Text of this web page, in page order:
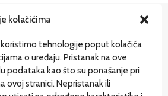
kolačićima
tehnologije poput kolačića
o uređaju. Pristanak na ove
podataka kao što su ponašanje pri
ovoj stranici. Nepristanak ili